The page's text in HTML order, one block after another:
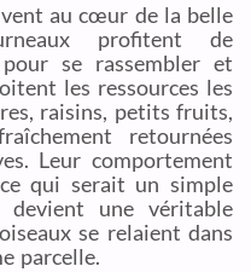
au cœur de la belle
profitent de
se rassembler et
les ressources les
raisins, petits fruits,
retournées
Leur comportement
qui serait un simple
une véritable
se relaient dans
parcelle.